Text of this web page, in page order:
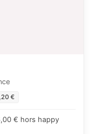
€
€ hors happy